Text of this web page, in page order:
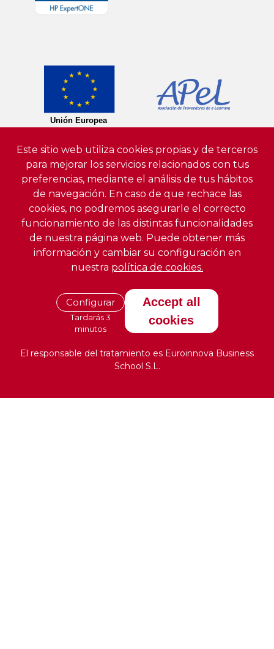
Este sitio web utiliza cookies propias y de terceros
para mejorar los servicios relacionados con tus
preferencias, mediante el análisis de tus hábitos
de navegación. En caso de que rechace las
cookies, no podremos asegurarle el correcto
funcionamiento de las distintas funcionalidades
de nuestra página web. Puede obtener más
información y cambiar su configuración en
nuestra política de cookies.
Configurar
Tardarás 3
minutos
Accept all
cookies
El responsable del tratamiento es Euroinnova Business
School S.L.